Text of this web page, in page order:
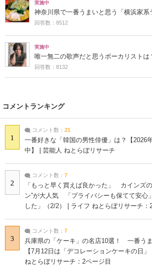
実施中
神奈川県で一番うまいと思う「横浜家系
回答数：8512
実施中
唯一無二の歌声だと思うボーカリストは
回答数：8132
コメントランキング
1
コメント数： 21
一番好きな「韓国の男性俳優」は？【2026
中】 | 芸能人 ねとらぼリサーチ
2
コメント数： 7
「もっと早く買えば良かった」 カインズ
ン”が大人気 「プライバシーも保てて安心
した」（2/2） | ライフ ねとらぼリサーチ：
3
コメント数： 7
兵庫県の「ケーキ」の名店10選！ 一番う
【7月12日は「デコレーションケーキの日
ねとらぼリサーチ：2ページ目